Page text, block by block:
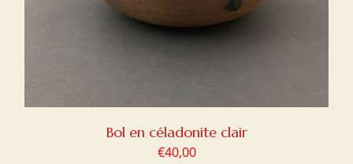
Bol en céladonite clair
€40,00